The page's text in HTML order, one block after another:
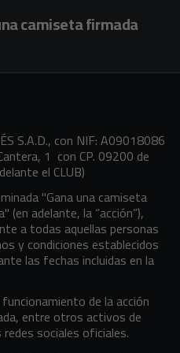
camiseta firmada
S.A.D., con NIF: A09018086
1 con CP. 09200 de
el CLUB)
"Gana una camiseta
(en adelante, la “acción”),
a todas aquellas personas
y condiciones establecidos
las fechas incluidas en la
de la acción
entre otros activos de
redes sociales oficiales.